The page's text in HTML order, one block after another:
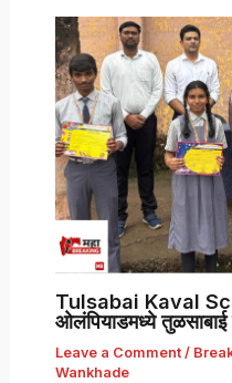
Tulsabai Kaval
ओलंपियाडमध्ये तुळसाबाई
Leave a Comment /
Wankhade